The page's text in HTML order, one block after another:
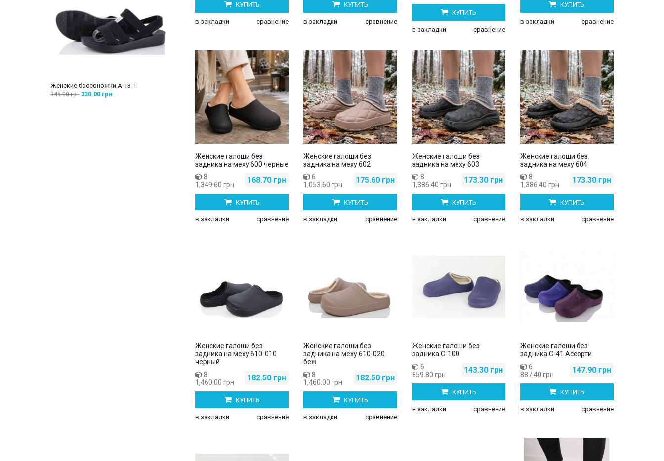
Женские боссоножки A-13-1
345.00 грн 330.00 грн
Женские боссоножки A-2-1
285.00 грн 260.00 грн
Женские боссоножки A-8-1
285.00 грн 260.00 грн
Женские боссоножки Y-56-1
355.00 грн 340.00 грн
Женские домашние 8006
100.00 грн 70.00 грн
КУПИТЬ
в закладки сравнение
КУПИТЬ
в закладки сравнение
КУПИТЬ
в закладки сравнение
КУПИТЬ
в закладки сравнение
Женские галоши без
задника на меху 600 черные
168.70 грн
8
1,349.60 грн
КУПИТЬ
в закладки сравнение
Женские галоши без
задника на меху 602
175.60 грн
6
1,053.60 грн
КУПИТЬ
в закладки сравнение
Женские галоши без
задника на меху 603
173.30 грн
8
1,386.40 грн
КУПИТЬ
в закладки сравнение
Женские галоши без
задника на меху 604
173.30 грн
8
1,386.40 грн
КУПИТЬ
в закладки сравнение
Женские галоши без
задника на меху 610-010
черный
182.50 грн
8
1,460.00 грн
КУПИТЬ
в закладки сравнение
Женские галоши без
задника на меху 610-020
беж
182.50 грн
8
1,460.00 грн
КУПИТЬ
в закладки сравнение
Женские галоши без
задника С-100
143.30 грн
6
859.80 грн
КУПИТЬ
в закладки сравнение
Женские галоши без
задника С-41 Ассорти
147.90 грн
6
887.40 грн
КУПИТЬ
в закладки сравнение